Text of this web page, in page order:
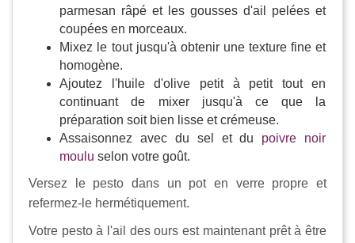
parmesan râpé et les gousses d'ail pelées et
coupées en morceaux.
Mixez le tout jusqu'à obtenir une texture fine et
homogène.
Ajoutez l'huile d'olive petit à petit tout en
continuant de mixer jusqu'à ce que la
préparation soit bien lisse et crémeuse.
Assaisonnez avec du sel et du poivre noir
moulu selon votre goût.
Versez le pesto dans un pot en verre propre et
refermez-le hermétiquement.
Votre pesto à l'ail des ours est maintenant prêt à être